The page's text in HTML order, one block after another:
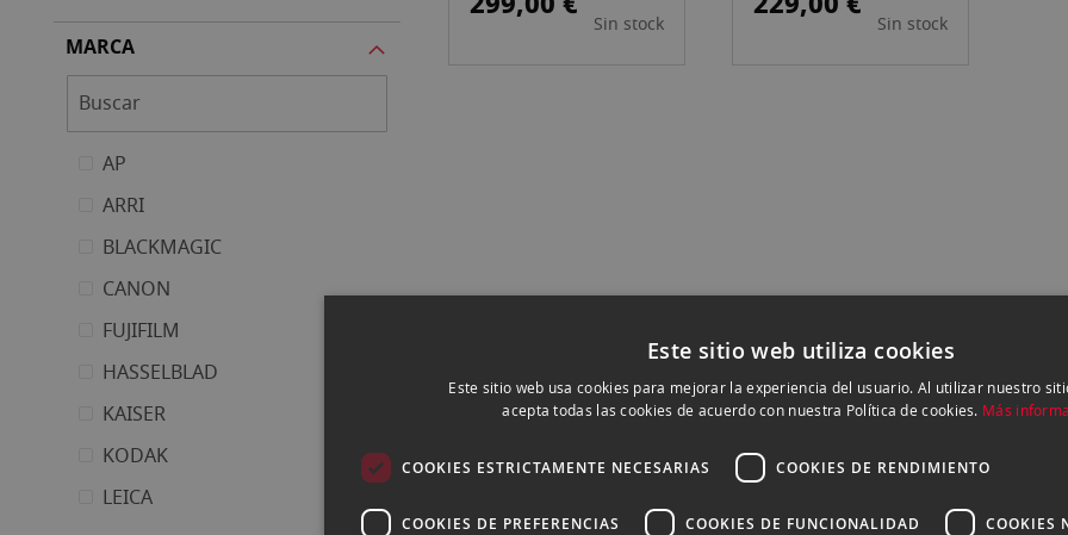
MARCA
AP
ARRI
BLACKMAGIC
CANON
FUJIFILM
HASSELBLAD
KAISER
KODAK
LEICA
Sin stock Sin stock
Este sitio web utiliza cookies
Este sitio web usa cookies para mejorar la experiencia del usuario. Al utilizar nuestro
acepta todas las cookies de acuerdo con nuestra Política de cookies. Más
COOKIES ESTRICTAMENTE NECESARIAS COOKIES DE RENDIMIENTO
COOKIES DE PREFERENCIAS COOKIES DE FUNCIONALIDAD COOKIES